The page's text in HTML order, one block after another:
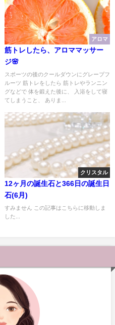
アロマ
筋トレしたら、アロママッサー
ジ🌸
スポーツの後のクールダウンにグレープフ
ルーツ 筋トレをしたら 筋トレやランニン
グなどで 体を鍛えた後に、 入浴をして寝
てしまうこと、 ありま...
クリスタル
12ヶ月の誕生石と366日の誕生日
石(6月)
すみません この記事はこちらに移動しま
した...